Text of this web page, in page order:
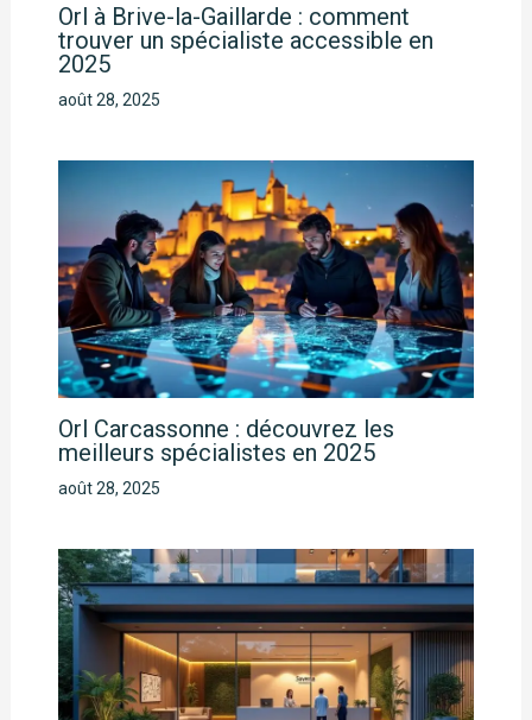
Orl à Brive-la-Gaillarde : comment
trouver un spécialiste accessible en
2025
août 28, 2025
Orl Carcassonne : découvrez les
meilleurs spécialistes en 2025
août 28, 2025